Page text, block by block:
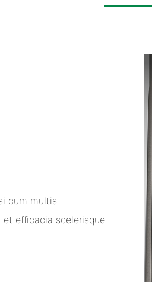
cum multis
et efficacia scelerisque